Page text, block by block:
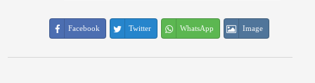
Facebook Twitter WhatsApp Image